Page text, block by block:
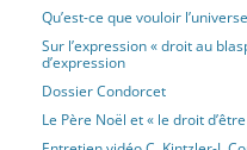
Qu’est-ce que vouloir
Sur l’expression « droit au
d’expression
Dossier Condorcet
Le Père Noël et « le droit